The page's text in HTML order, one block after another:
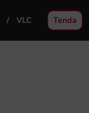
VLC Tenda